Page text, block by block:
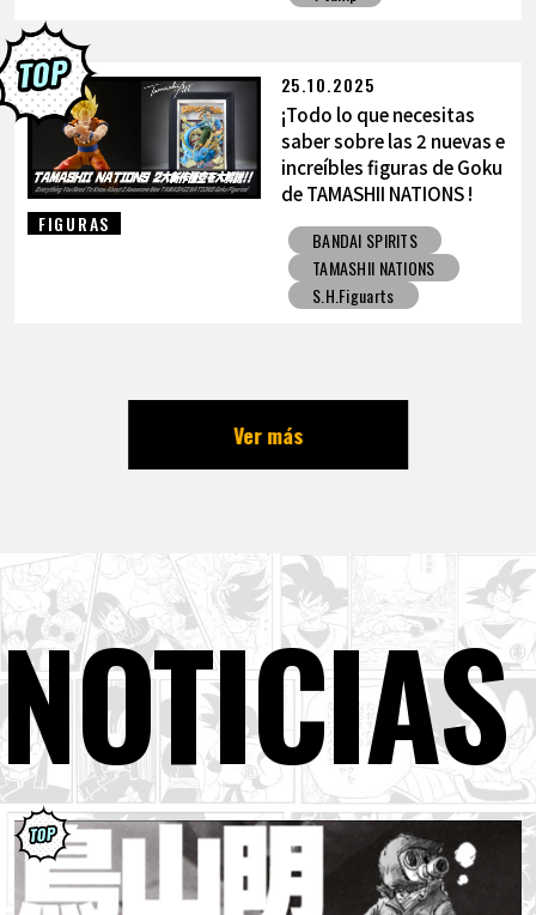
FIGURAS
25.10.2025
¡Todo lo que necesitas
saber sobre las 2 nuevas e
increíbles figuras de Goku
de TAMASHII NATIONS !
BANDAI SPIRITS
TAMASHII NATIONS
S.H.Figuarts
Ver más
NOTICIAS